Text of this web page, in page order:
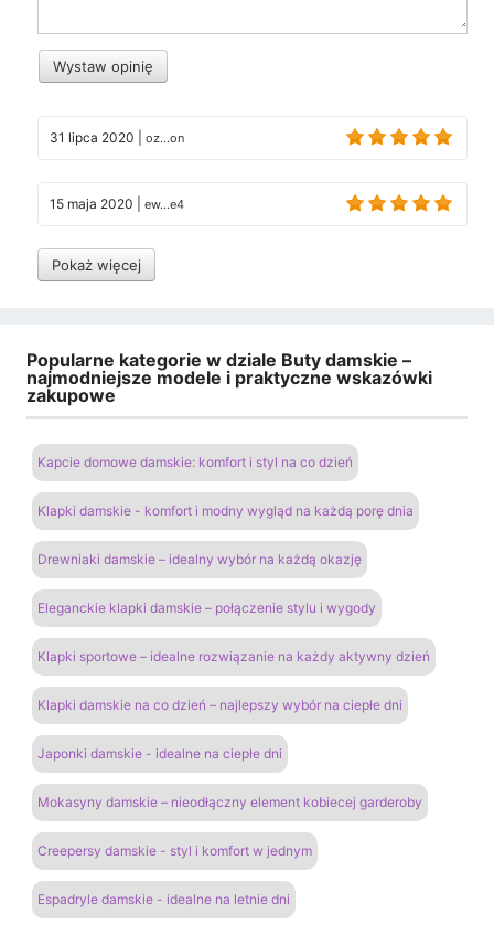
Wystaw opinię
31 lipca 2020 oz...on
15 maja 2020 ew...e4
Pokaż więcej
Popularne kategorie w dziale Buty damskie –
najmodniejsze modele i praktyczne wskazówki
zakupowe
Kapcie domowe damskie: komfort i styl na co dzień
Klapki damskie - komfort i modny wygląd na każdą porę dnia
Drewniaki damskie – idealny wybór na każdą okazję
Eleganckie klapki damskie – połączenie stylu i wygody
Klapki sportowe – idealne rozwiązanie na każdy aktywny dzień
Klapki damskie na co dzień – najlepszy wybór na ciepłe dni
Japonki damskie - idealne na ciepłe dni
Mokasyny damskie – nieodłączny element kobiecej garderoby
Creepersy damskie - styl i komfort w jednym
Espadryle damskie - idealne na letnie dni